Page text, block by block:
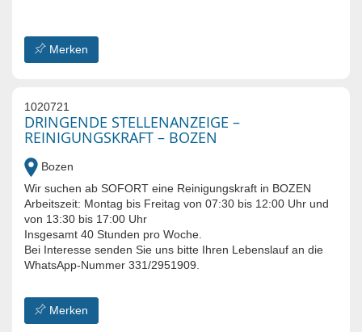
Merken
1020721
DRINGENDE STELLENANZEIGE –
REINIGUNGSKRAFT – BOZEN
Bozen
Wir suchen ab SOFORT eine Reinigungskraft in BOZEN
Arbeitszeit: Montag bis Freitag von 07:30 bis 12:00 Uhr und
von 13:30 bis 17:00 Uhr
Insgesamt 40 Stunden pro Woche.
Bei Interesse senden Sie uns bitte Ihren Lebenslauf an die
WhatsApp-Nummer 331/2951909.
Merken